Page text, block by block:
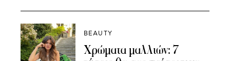
BEAUTY
Χρώματα μαλλιών: 7